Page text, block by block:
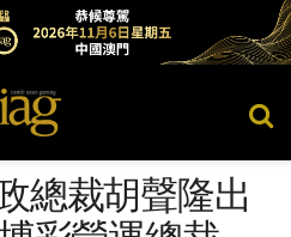
總裁胡聲隆出